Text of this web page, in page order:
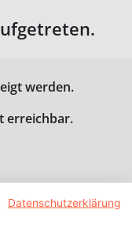
werden.
erreichbar.
Datenschutzerklärung